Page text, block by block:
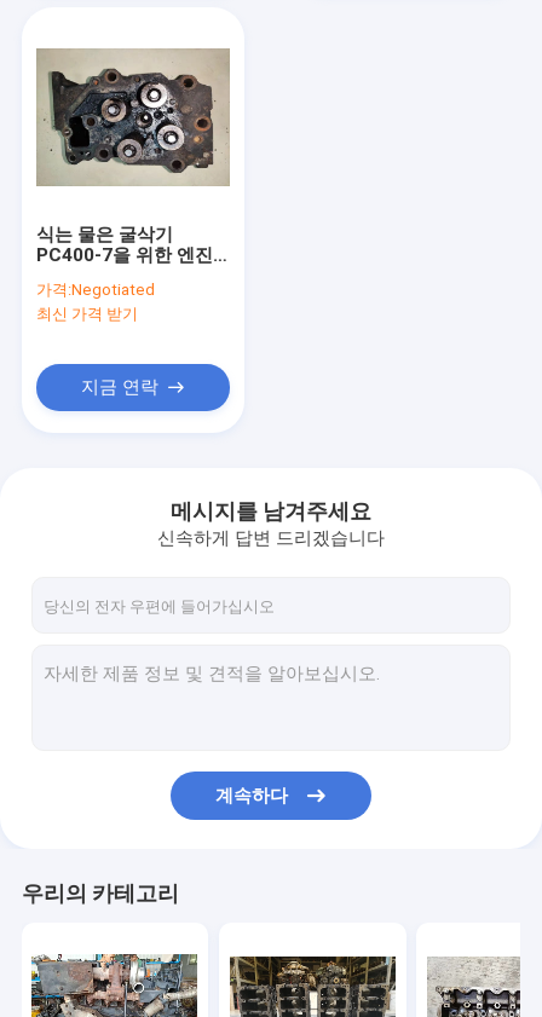
식는 물은 굴삭기
PC400-7을 위한 엔진
11-1101을 사용했습니
다
가격:Negotiated
최신 가격 받기
지금 연락
메시지를 남겨주세요
신속하게 답변 드리겠습니다
계속하다
우리의 카테고리